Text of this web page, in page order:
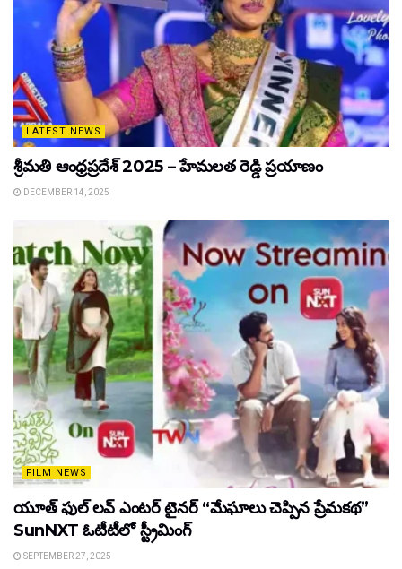
LATEST NEWS
శ్రీమతి ఆంధ్రప్రదేశ్ 2025 – హేమలత రెడ్డి ప్రయాణం
DECEMBER 14, 2025
FILM NEWS
యూత్ ఫుల్ లవ్ ఎంటర్ టైనర్ “మేఘాలు చెప్పిన ప్రేమకథ”
SunNXT ఓటీటీలో స్ట్రీమింగ్
SEPTEMBER 27, 2025